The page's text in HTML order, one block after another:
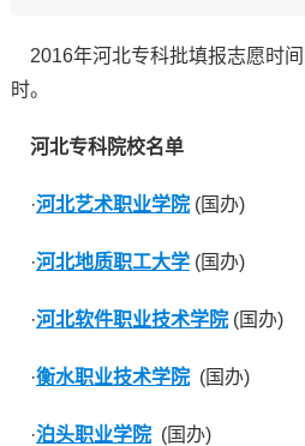
2016年河北专科批填报志愿时
时。
河北专科院校名单
·河北艺术职业学院(国办)
·河北地质职工大学(国办)
·河北软件职业技术学院(国办)
·衡水职业技术学院(国办)
·泊头职业学院(国办)